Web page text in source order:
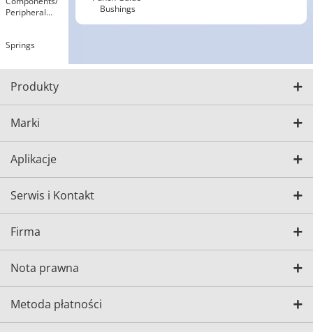
Peripheral
Springs
Bushings
Produkty
Marki
Aplikacje
Serwis i Kontakt
Firma
Nota prawna
Metoda płatności